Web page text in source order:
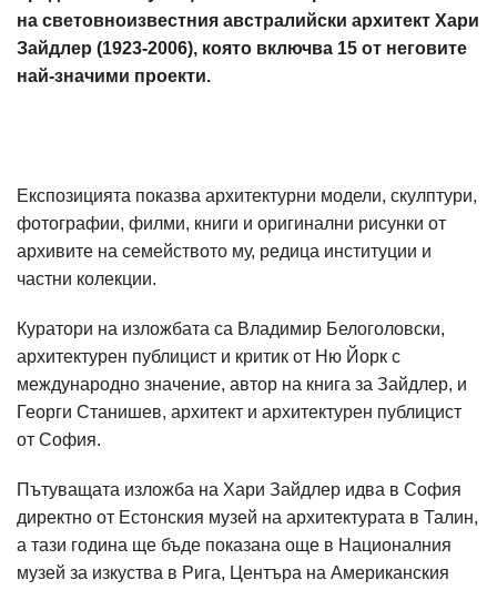
на световноизвестния австралийски архитект Хари
Зайдлер (1923-2006), която включва 15 от неговите
най-значими проекти.
Експозицията показва архитектурни модели, скулптури,
фотографии, филми, книги и оригинални рисунки от
архивите на семейството му, редица институции и
частни колекции.
Куратори на изложбата са Владимир Белоголовски,
архитектурен публицист и критик от Ню Йорк с
международно значение, автор на книга за Зайдлер, и
Георги Станишев, архитект и архитектурен публицист
от София.
Пътуващата изложба на Хари Зайдлер идва в София
директно от Естонския музей на архитектурата в Талин,
а тази година ще бъде показана още в Националния
музей за изкуства в Рига, Центъра на Американския